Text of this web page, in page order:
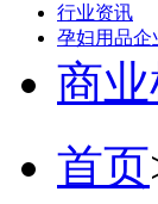
行业资讯
孕妇用品企
商
首页